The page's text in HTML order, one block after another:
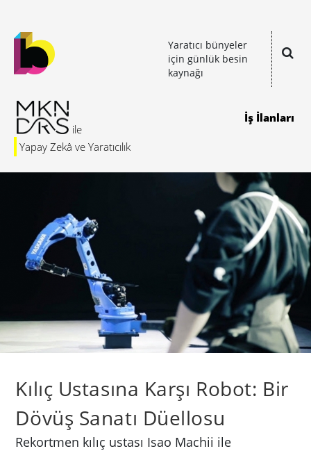
Yaratıcı bünyeler
için günlük besin
kaynağı
Yapay Zekâ ve Yaratıcılık
İş İlanları
Kılıç Ustasına Karşı Robot: Bir
Dövüş Sanatı Düellosu
Rekortmen kılıç ustası Isao Machii ile